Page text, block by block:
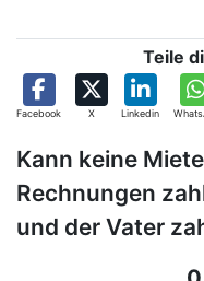
Teile
Facebook X Linkedin
Kann keine
Rechnungen
und der Vater